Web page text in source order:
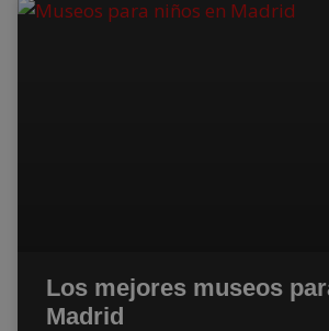
Los mejores museos
Madrid